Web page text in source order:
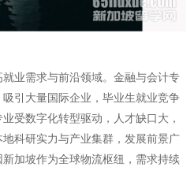
业需求与前沿领域。金融与会计专
引大量国际企业，毕业生就业竞争
受数字化转型驱动，人才缺口大，
科研实力与产业集群，发展前景广
加坡作为全球物流枢纽，需求持续